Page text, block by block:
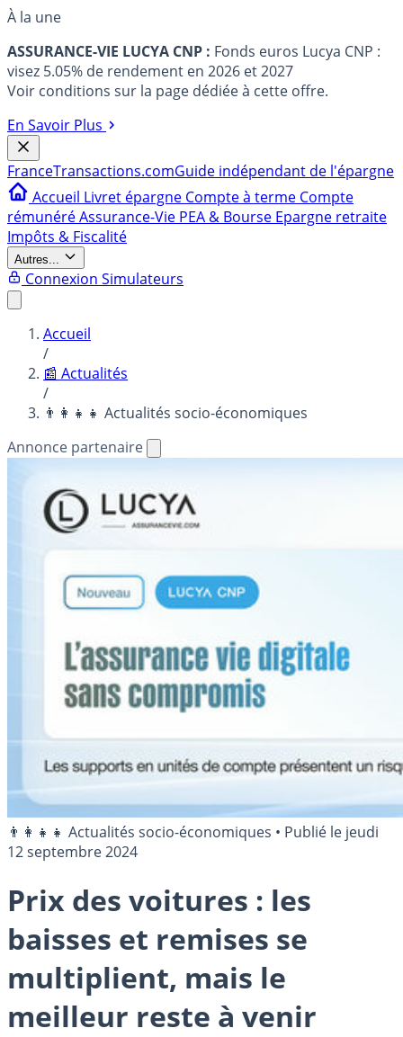
À la une
ASSURANCE-VIE LUCYA CNP : Fonds euros Lucya CNP :
visez 5.05% de rendement en 2026 et 2027
Voir conditions sur la page dédiée à cette offre.
En Savoir Plus
FranceTransactions.comGuide indépendant de l'épargne
Accueil Livret épargne Compte à terme Compte
rémunéréAssurance-Vie PEA & Bourse Epargne retraite
Impôts & Fiscalité
Autres...
Connexion Simulateurs
Accueil
/
📰 Actualités
/
👨‍👩‍👧‍👧 Actualités socio-économiques
Annonce partenaire
👨‍👩‍👧‍👧 Actualités socio-économiques • Publié le jeudi
12 septembre 2024
Prix des voitures : les
baisses et remises se
multiplient, mais le
meilleur reste à venir